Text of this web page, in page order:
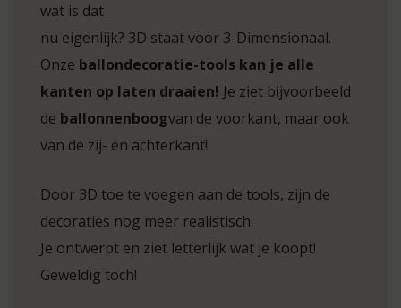
wat is dat
nu eigenlijk? 3D staat voor 3-Dimensionaal.
Onze ballondecoratie-tools kan je alle
kanten op laten draaien! Je ziet bijvoorbeeld
de ballonnenboogvan de voorkant, maar ook
van de zij- en achterkant!
Door 3D toe te voegen aan de tools, zijn de
decoraties nog meer realistisch.
Je ontwerpt en ziet letterlijk wat je koopt!
Geweldig toch!